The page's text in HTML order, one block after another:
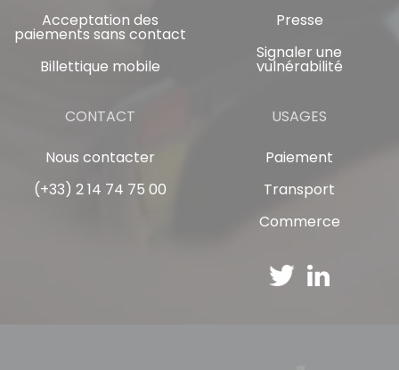
Acceptation des
paiements sans contact
Billettique mobile
Presse
Signaler une
vulnérabilité
CONTACT
Nous contacter
(+33) 2 14 74 75 00
USAGES
Paiement
Transport
Commerce